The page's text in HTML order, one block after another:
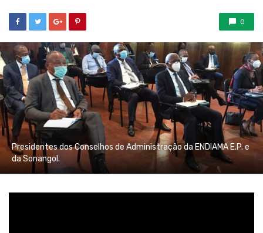
0
Presidentes dos Conselhos de Administração da ENDIAMA E.P. e
da Sonangol.